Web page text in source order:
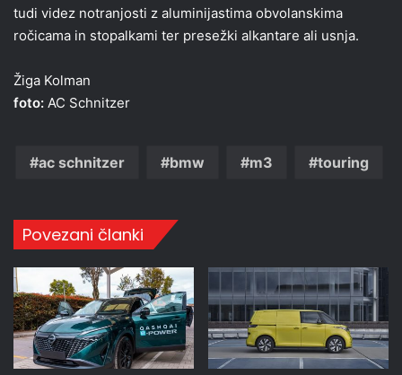
tudi videz notranjosti z aluminijastima obvolanskima
ročicama in stopalkami ter presežki alkantare ali usnja.
Žiga Kolman
foto: AC Schnitzer
ac schnitzer bmw m3 touring
Povezani članki